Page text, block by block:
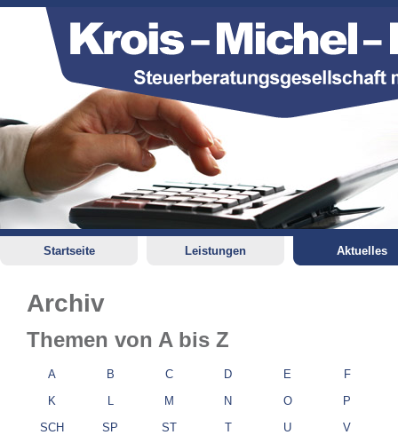
Startseite Leistungen Aktuelles
Archiv
Themen von A bis Z
A B C D E
F
K
L M N O
P
SCH
SP ST T U V